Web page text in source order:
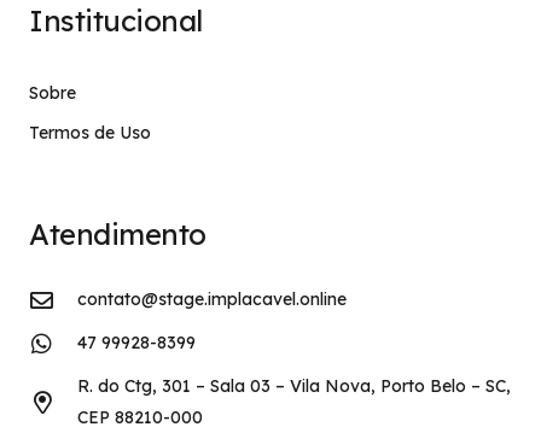
Institucional
Sobre
Termos de Uso
Atendimento
contato@stage.implacavel.online
47 99928-8399
R. do Ctg, 301 – Sala 03 – Vila Nova, Porto Belo – SC,
CEP 88210-000